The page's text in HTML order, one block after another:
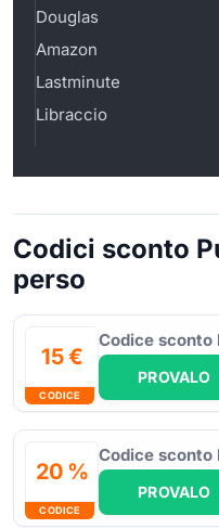
Douglas
Amazon
Lastminute
Libraccio
Codici sconto
perso
15 €
CODICE
Codice sconto
PROVALO
20 %
CODICE
Codice sconto
PROVALO